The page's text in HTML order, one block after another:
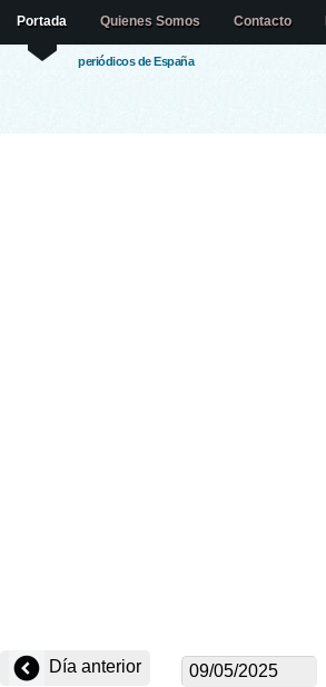
periódicos de España
Portada Quienes Somos Contacto
Día anterior